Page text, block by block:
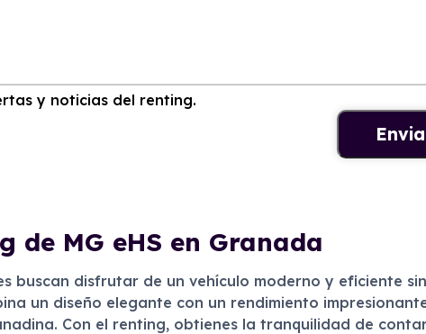
y noticias del renting.
de MG eHS en Granada
buscan disfrutar de un vehículo moderno y eficiente
un diseño elegante con un rendimiento
Con el renting, obtienes la tranquilidad de